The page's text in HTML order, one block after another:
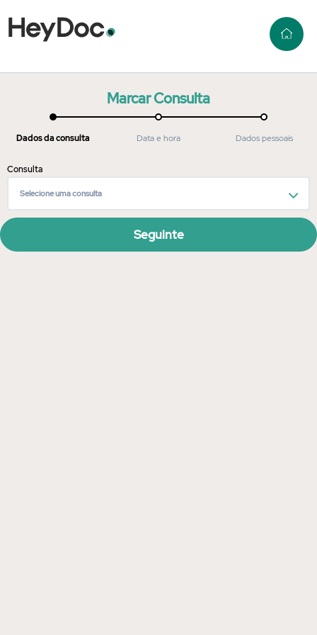
Marcar Consulta
Dados da consulta Data e hora Dados pessoais
Consulta
Selecione uma consulta
Seguinte